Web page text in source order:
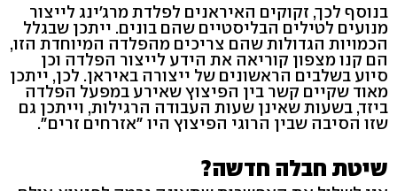
בנוסף לכך, זקוקים האיראנים לפלדת מרג'ינג לייצור
מנועים לטילים הבליסטיים שהם בונים. ייתכן שבגלל
הכמויות הגדולות שהם צריכים מהפלדה המיוחדת הזו,
הם קנו מצפון קוריאה את הידע לייצור הפלדה וכן
סיוע בשלבים הראשונים של ייצורה באיראן. לכן, ייתכן
מאוד שקיים קשר בין הפיצוץ שאירע במפעל הפלדה
ביזד, בשעות שאינן שעות העבודה הרגילות, וייתכן גם
שזו הסיבה שבין הרוגי הפיצוץ היו "אזרחים זרים".
שיטת חבלה חדשה?